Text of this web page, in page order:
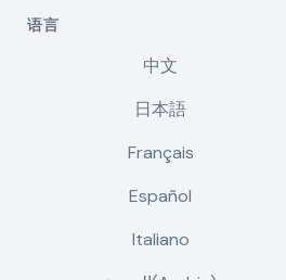
语言
中文
日本語
Français
Español
Italiano